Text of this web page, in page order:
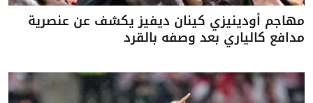
مهاجم أودينيزي كينان ديفيز يكشف عن عنصرية
مدافع كالياري بعد وصفه بالقرد